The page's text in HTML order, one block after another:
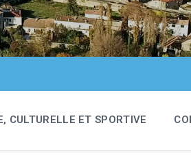
CULTURELLE ET SPORTIVE